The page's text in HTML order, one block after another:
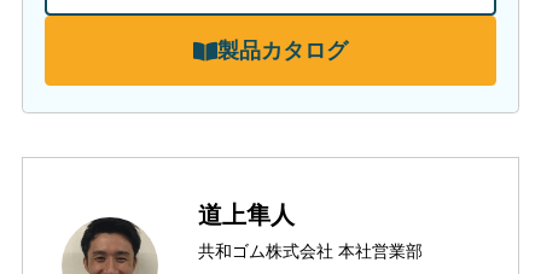
製品カタログ
道上隼人
共和ゴム株式会社 本社営業部